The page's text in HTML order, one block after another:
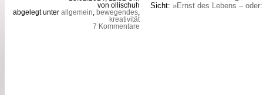
von ollischuh
abgelegt unter allgemein bewegendes
kreativität
7 Kommentare
Sicht: »Ernst des Lebens –